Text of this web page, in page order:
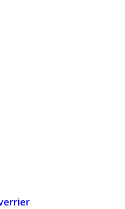
art,
par une
que la
doctorants ou